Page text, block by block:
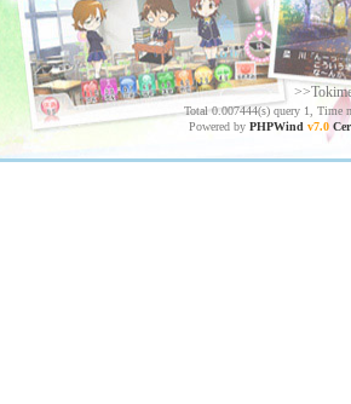
Total 0.007444(s) query 1, Time
Powered by PHPWind v7.0